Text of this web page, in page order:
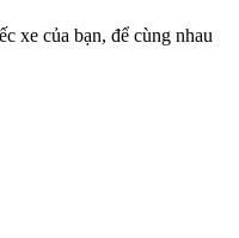
xe của bạn, để cùng nhau